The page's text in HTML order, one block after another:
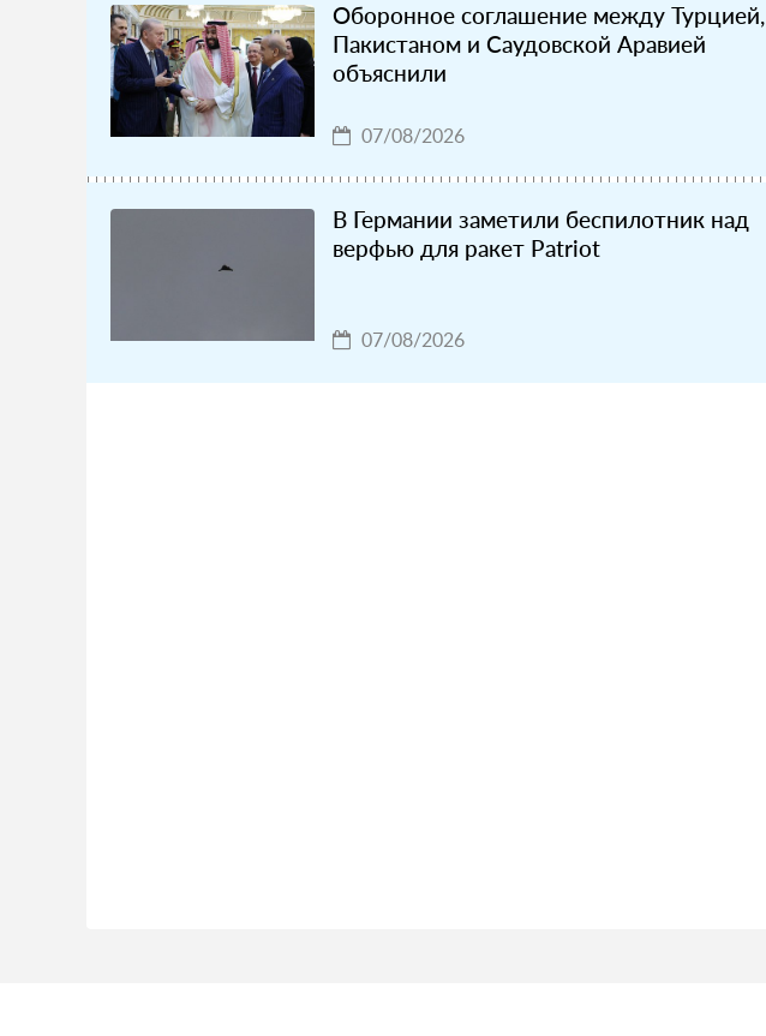
Оборонное соглашение между Турцией,
Пакистаном и Саудовской Аравией
объяснили
07/08/2026
В Германии заметили беспилотник над
верфью для ракет Patriot
07/08/2026